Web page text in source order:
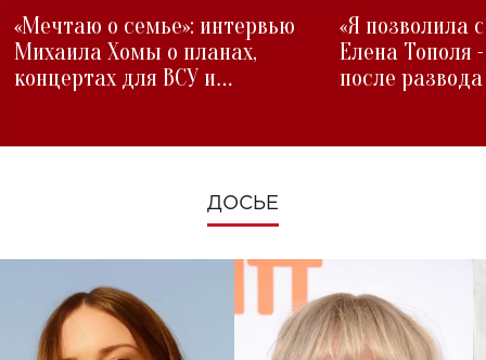
«Мечтаю о семье»: интервью
Михаила Хомы о планах,
концертах для ВСУ и
«Я позволила
Елена Тополя
после развода
ДОСЬЕ